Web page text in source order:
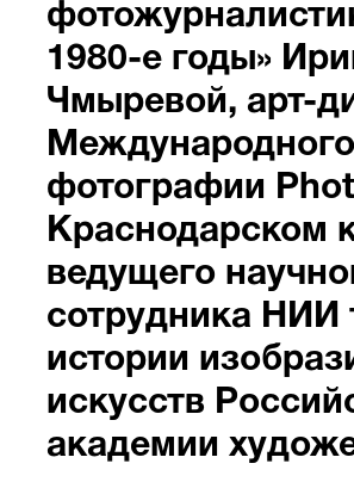
1980-е годы»
Чмыревой, арт-
фотографии
Краснодарском
ведущего
сотрудника НИИ
истории
искусств
академии